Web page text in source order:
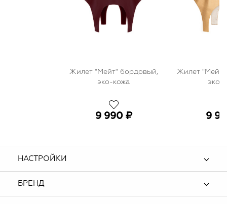
Жилет "Мейт" бордовый,
эко-кожа
9 990 ₽
Жилет "Мейт"
эко-
9
НАСТРОЙКИ
БРЕНД